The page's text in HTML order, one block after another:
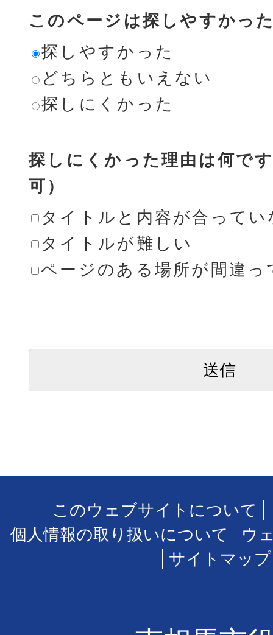
このページは探しやすかっ
探しやすかった
どちらともいえない
探しにくかった
探しにくかった理由は何で
可）
タイトルと内容が合ってい
タイトルが難しい
ページのある場所が間違っ
このウェブサイトについて
個人情報の取り扱いについて
ウ
サイトマップ